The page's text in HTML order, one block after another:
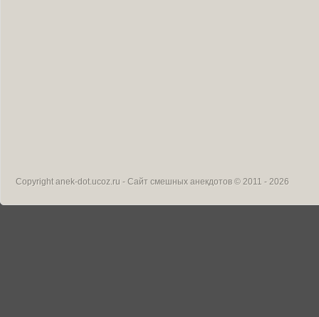
Copyrightanek-dot.ucoz.ru - Сайт смешных анекдотов © 2011 - 2026